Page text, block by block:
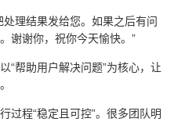
理结果发给您。如果之后有问
谢谢你，祝你今天愉快。”
“帮助用户解决问题”为核心，让
过程“稳定且可控”。很多团队明